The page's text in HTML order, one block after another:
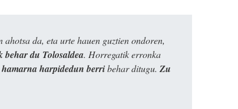
da, eta urte hauen guztien ondoren,
du Tolosaldea. Horregatik erronka
harpidedun berribehar ditugu. Zu